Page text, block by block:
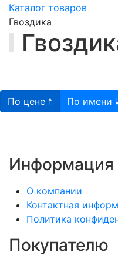
Каталог товаров
Гвоздика
По цене 🠕 По имени 🠗
Информация
О компании
Контактная
Политика
Покупателю